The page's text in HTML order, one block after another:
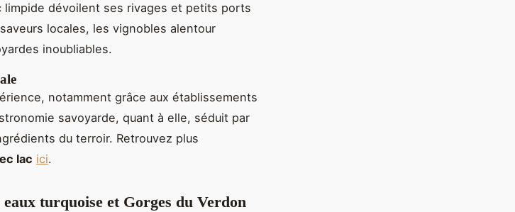
limpide dévoilent ses rivages et petits ports
locales, les vignobles alentour
inoubliables.
notamment grâce aux établissements
savoyarde, quant à elle, séduit par
du terroir. Retrouvez plus
lac ici.
turquoise et Gorges du Verdon